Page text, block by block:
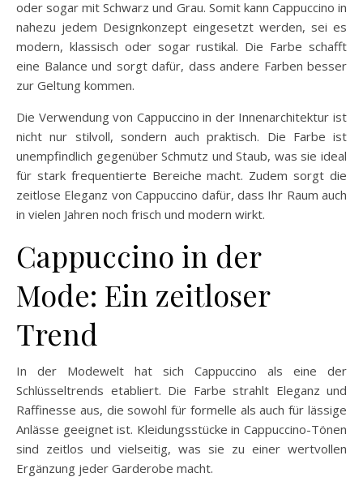
oder sogar mit Schwarz und Grau. Somit kann Cappuccino in
nahezu jedem Designkonzept eingesetzt werden, sei es
modern, klassisch oder sogar rustikal. Die Farbe schafft
eine Balance und sorgt dafür, dass andere Farben besser
zur Geltung kommen.
Die Verwendung von Cappuccino in der Innenarchitektur ist
nicht nur stilvoll, sondern auch praktisch. Die Farbe ist
unempfindlich gegenüber Schmutz und Staub, was sie ideal
für stark frequentierte Bereiche macht. Zudem sorgt die
zeitlose Eleganz von Cappuccino dafür, dass Ihr Raum auch
in vielen Jahren noch frisch und modern wirkt.
Cappuccino in der
Mode: Ein zeitloser
Trend
In der Modewelt hat sich Cappuccino als eine der
Schlüsseltrends etabliert. Die Farbe strahlt Eleganz und
Raffinesse aus, die sowohl für formelle als auch für lässige
Anlässe geeignet ist. Kleidungsstücke in Cappuccino-Tönen
sind zeitlos und vielseitig, was sie zu einer wertvollen
Ergänzung jeder Garderobe macht.